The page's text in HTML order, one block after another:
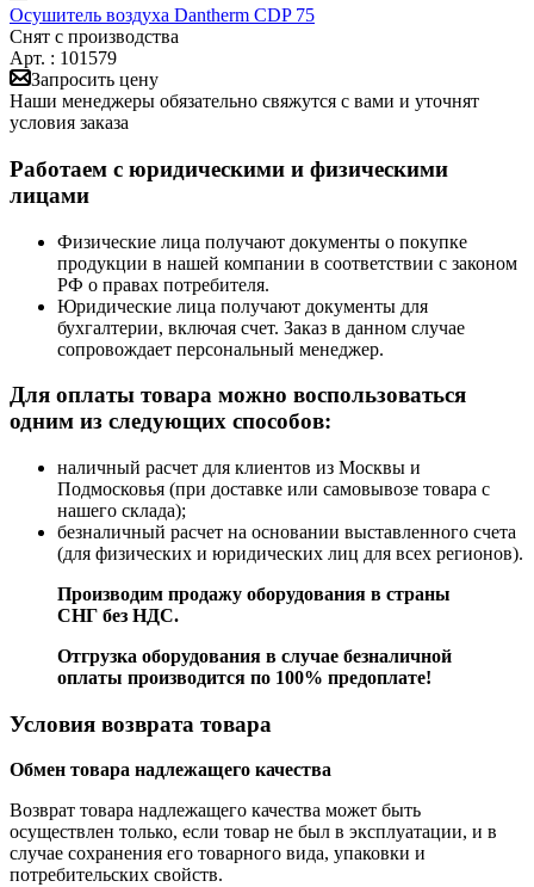
Осушитель воздуха Dantherm CDP 75
Снят с производства
Арт. : 101579
Запросить цену
Наши менеджеры обязательно свяжутся с вами и уточнят
условия заказа
Работаем с юридическими и физическими
лицами
Физические лица получают документы о покупке
продукции в нашей компании в соответствии с законом
РФ о правах потребителя.
Юридические лица получают документы для
бухгалтерии, включая счет. Заказ в данном случае
сопровождает персональный менеджер.
Для оплаты товара можно воспользоваться
одним из следующих способов:
наличный расчет для клиентов из Москвы и
Подмосковья (при доставке или самовывозе товара с
нашего склада);
безналичный расчет на основании выставленного счета
(для физических и юридических лиц для всех регионов).
Производим продажу оборудования в страны
СНГ без НДС.
Отгрузка оборудования в случае безналичной
оплаты производится по 100% предоплате!
Условия возврата товара
Обмен товара надлежащего качества
Возврат товара надлежащего качества может быть
осуществлен только, если товар не был в эксплуатации, и в
случае сохранения его товарного вида, упаковки и
потребительских свойств.